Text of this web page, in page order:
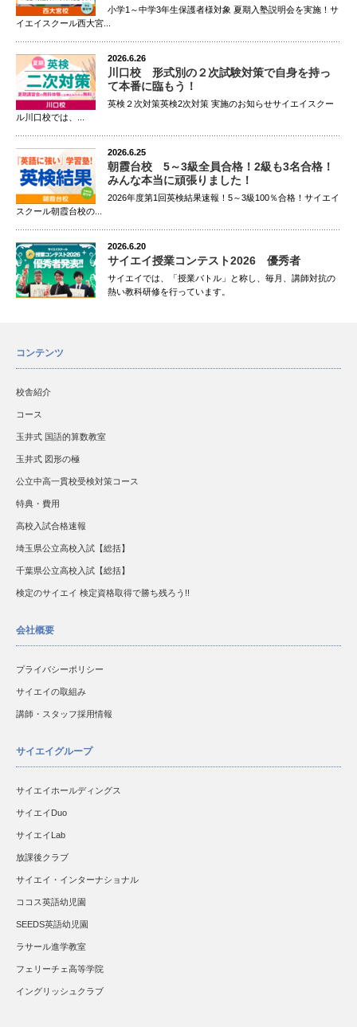
小学1～中学3年生保護者様対象 夏期入塾説明会を実施！サ
イエイスクール西大宮...
2026.6.26
川口校 形式別の２次試験対策で自身を持っ
て本番に臨もう！
英検２次対策英検2次対策 実施のお知らせサイエイスクー
ル川口校では、...
2026.6.25
朝霞台校 5～3級全員合格！2級も3名合格！
みんな本当に頑張りました！
2026年度第1回英検結果速報！5～3級100％合格！サイエイ
スクール朝霞台校の...
2026.6.20
サイエイ授業コンテスト2026 優秀者
サイエイでは、「授業バトル」と称し、毎月、講師対抗の
熱い教科研修を行っています。
コンテンツ
校舎紹介
コース
玉井式 国語的算数教室
玉井式 図形の極
公立中高一貫校受検対策コース
特典・費用
高校入試合格速報
埼玉県公立高校入試【総括】
千葉県公立高校入試【総括】
検定のサイエイ 検定資格取得で勝ち残ろう!!
会社概要
プライバシーポリシー
サイエイの取組み
講師・スタッフ採用情報
サイエイグループ
サイエイホールディングス
サイエイDuo
サイエイLab
放課後クラブ
サイエイ・インターナショナル
ココス英語幼児園
SEEDS英語幼児園
ラサール進学教室
フェリーチェ高等学院
イングリッシュクラブ